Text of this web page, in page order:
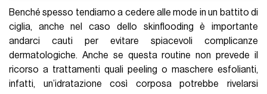
Benché spesso tendiamo a cedere alle mode in un battito di
ciglia, anche nel caso dello skinflooding è importante
andarci cauti per evitare spiacevoli complicanze
dermatologiche. Anche se questa routine non prevede il
ricorso a trattamenti quali peeling o maschere esfolianti,
infatti, un’idratazione così corposa potrebbe rivelarsi